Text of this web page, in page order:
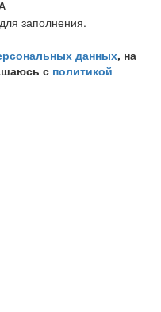
заполнения.
данных, на
с политикой